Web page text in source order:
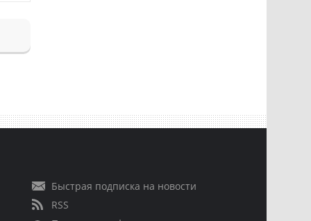
Быстрая подписка на новости
RSS